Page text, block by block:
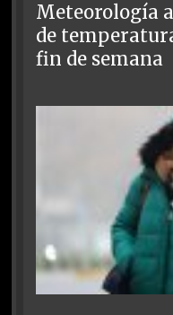
Meteorología
de
fin de semana